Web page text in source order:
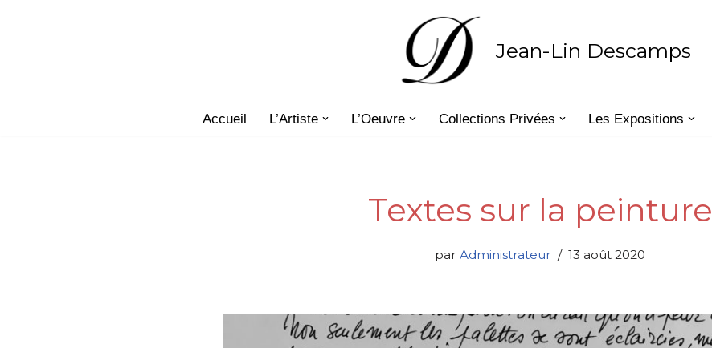
Jean-Lin Descamps
Accueil L’Artiste L’Oeuvre Collections Privées Les Expositions
Textes sur la peinture
par Administrateur 13 août 2020